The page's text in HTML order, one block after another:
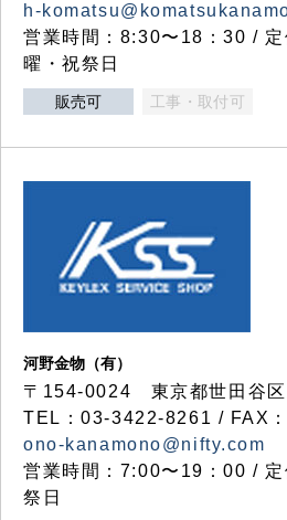
h-
営業時間：8:30〜18：30 / 定
曜・祝祭日
販売可 工事・取付可
河野金物（有）
〒154-0024 東京都世田谷
TEL：03-3422-8261 / FAX
ono-kanamono@nifty.com
営業時間：7:00〜19：00 / 定
祭日